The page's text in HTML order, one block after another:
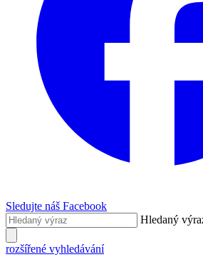
Sledujte náš Facebook
Hledaný
rozšířené vyhledávání